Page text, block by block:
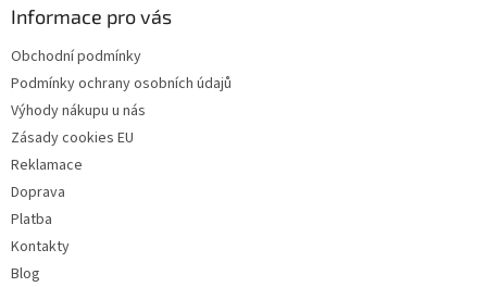
Informace pro vás
Obchodní podmínky
Podmínky ochrany osobních údajů
Výhody nákupu u nás
Zásady cookies EU
Reklamace
Doprava
Platba
Kontakty
Blog